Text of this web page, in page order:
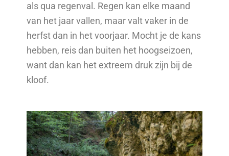
als qua regenval. Regen kan elke maand
van het jaar vallen, maar valt vaker in de
herfst dan in het voorjaar. Mocht je de kans
hebben, reis dan buiten het hoogseizoen,
want dan kan het extreem druk zijn bij de
kloof.